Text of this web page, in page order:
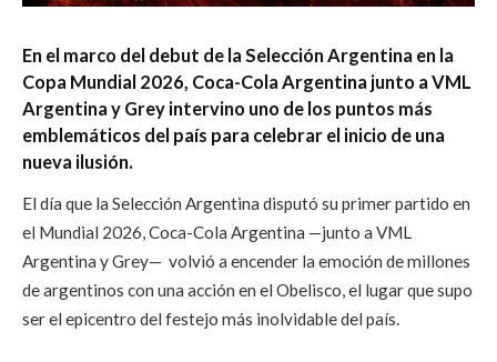
En el marco del debut de la Selección Argentina en la
Copa Mundial 2026, Coca-Cola Argentina junto a VML
Argentina y Grey intervino uno de los puntos más
emblemáticos del país para celebrar el inicio de una
nueva ilusión.
El día que la Selección Argentina disputó su primer partido en
el Mundial 2026, Coca-Cola Argentina —junto a VML
Argentina y Grey— volvió a encender la emoción de millones
de argentinos con una acción en el Obelisco, el lugar que supo
ser el epicentro del festejo más inolvidable del país.